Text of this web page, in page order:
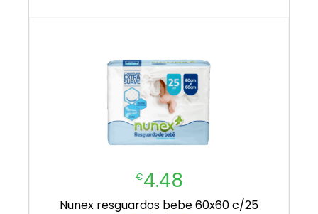
€4.48
nunex resguardos bebe 60x60 c/25